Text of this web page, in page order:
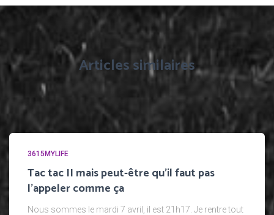
Articles similaires
3615MYLIFE
Tac tac II mais peut-être qu’il faut pas
l’appeler comme ça
Nous sommes le mardi 7 avril, il est 21h17. Je rentre tout